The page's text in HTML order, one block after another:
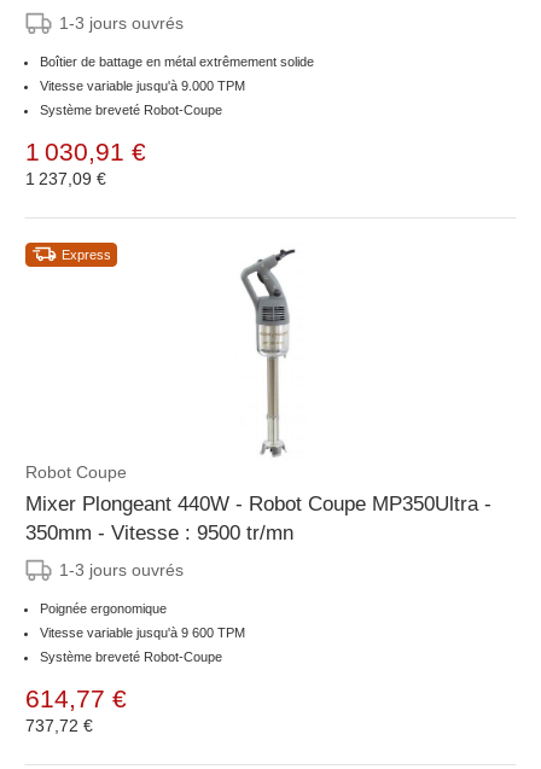
9000 tr/mn
1-3 jours ouvrés
Boîtier de battage en métal extrêmement solide
Vitesse variable jusqu'à 9.000 TPM
Système breveté Robot-Coupe
1 030,91 €
1 237,09 €
Express
Robot Coupe
Mixer Plongeant 440W - Robot Coupe MP350Ultra -
350mm - Vitesse : 9500 tr/mn
1-3 jours ouvrés
Poignée ergonomique
Vitesse variable jusqu'à 9 600 TPM
Système breveté Robot-Coupe
614,77 €
737,72 €